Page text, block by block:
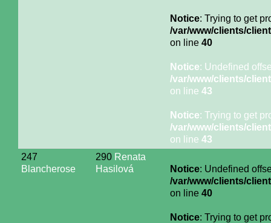
Notice: Trying to get
/var/www/clients/
on line 40
Notice: Undefined
/var/www/clients/
on line 43
Notice: Trying to get
/var/www/clients/
on line 43
247
Blancherose
290 Renata
Hasilová
Notice: Undefined
/var/www/clients/
on line 40
Notice: Trying to get